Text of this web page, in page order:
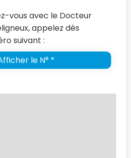
vous avec le Docteur
appelez dès
suivant :
le N° *